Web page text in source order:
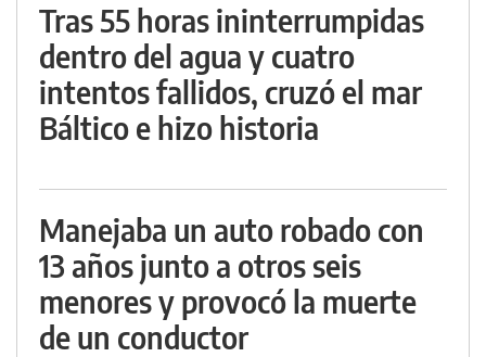
Tras 55 horas ininterrumpidas
dentro del agua y cuatro
intentos fallidos, cruzó el mar
Báltico e hizo historia
Manejaba un auto robado con
13 años junto a otros seis
menores y provocó la muerte
de un conductor